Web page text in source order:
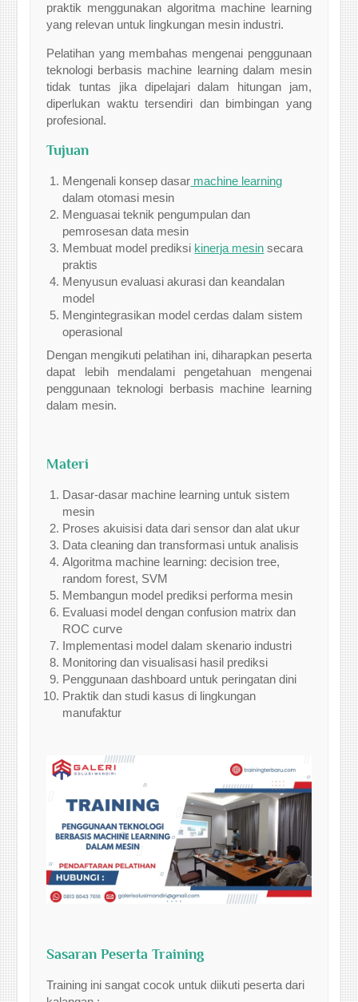
praktik menggunakan algoritma machine learning
yang relevan untuk lingkungan mesin industri.
Pelatihan yang membahas mengenai penggunaan
teknologi berbasis machine learning dalam mesin
tidak tuntas jika dipelajari dalam hitungan jam,
diperlukan waktu tersendiri dan bimbingan yang
profesional.
Tujuan
Mengenali konsep dasar machine learning
dalam otomasi mesin
Menguasai teknik pengumpulan dan
pemrosesan data mesin
Membuat model prediksi kinerja mesin secara
praktis
Menyusun evaluasi akurasi dan keandalan
model
Mengintegrasikan model cerdas dalam sistem
operasional
Dengan mengikuti pelatihan ini, diharapkan peserta
dapat lebih mendalami pengetahuan mengenai
penggunaan teknologi berbasis machine learning
dalam mesin.
Materi
Dasar-dasar machine learning untuk sistem
mesin
Proses akuisisi data dari sensor dan alat ukur
Data cleaning dan transformasi untuk analisis
Algoritma machine learning: decision tree,
random forest, SVM
Membangun model prediksi performa mesin
Evaluasi model dengan confusion matrix dan
ROC curve
Implementasi model dalam skenario industri
Monitoring dan visualisasi hasil prediksi
Penggunaan dashboard untuk peringatan dini
Praktik dan studi kasus di lingkungan
manufaktur
Sasaran Peserta Training
Training ini sangat cocok untuk diikuti peserta dari